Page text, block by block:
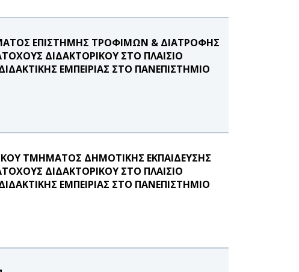
ΕΠΙΣΤΗΜΗΣ ΤΡΟΦΙΜΩΝ & ΔΙΑΤΡΟΦΗΣ
ΔΙΔΑΚΤΟΡΙΚΟΥ ΣΤΟ ΠΛΑΙΣΙΟ
ΕΜΠΕΙΡΙΑΣ ΣΤΟ ΠΑΝΕΠΙΣΤΗΜΙΟ
ΤΜΗΜΑΤΟΣ ΔΗΜΟΤΙΚΗΣ ΕΚΠΑΙΔΕΥΣΗΣ
ΔΙΔΑΚΤΟΡΙΚΟΥ ΣΤΟ ΠΛΑΙΣΙΟ
ΕΜΠΕΙΡΙΑΣ ΣΤΟ ΠΑΝΕΠΙΣΤΗΜΙΟ